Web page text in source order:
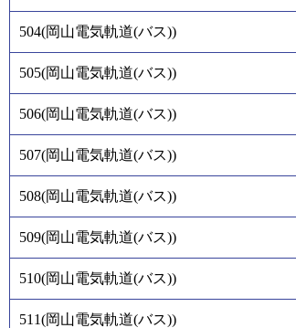
504(岡山電気軌道(バス))
505(岡山電気軌道(バス))
506(岡山電気軌道(バス))
507(岡山電気軌道(バス))
508(岡山電気軌道(バス))
509(岡山電気軌道(バス))
510(岡山電気軌道(バス))
511(岡山電気軌道(バス))